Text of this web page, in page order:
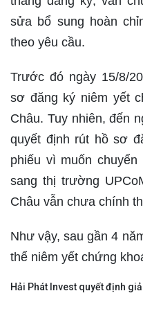
sửa bổ sung hoàn
theo yêu cầu.
Trước đó ngày 15/8/
sơ đăng ký niêm yết
Châu. Tuy nhiên, đến
quyết định rút hồ sơ
phiếu vì muốn
sang thị trường
Châu vẫn chưa chính
Như vậy, sau gần 4
thể niêm yết chứng
Hải Phát Invest quyết định